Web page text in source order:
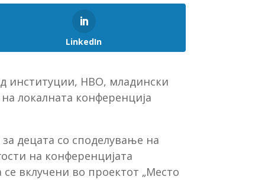
LinkedIn
институции, НВО, младински
локалната конференција
децата со споделување на
на конференцијата
вклучени во проектот „Место